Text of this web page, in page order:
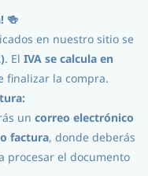
🍻
en nuestro sitio se
. El IVA se calcula en
finalizar la compra.
un correo electrónico
factura, donde deberás
procesar el documento